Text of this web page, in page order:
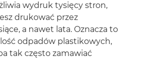
wydruk tysięcy stron,
drukować przez
a nawet lata. Oznacza to
odpadów plastikowych,
tak często zamawiać